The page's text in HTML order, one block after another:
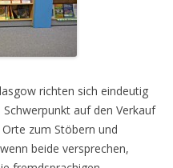
richten sich eindeutig
auf den Verkauf
zum Stöbern und
beide versprechen,